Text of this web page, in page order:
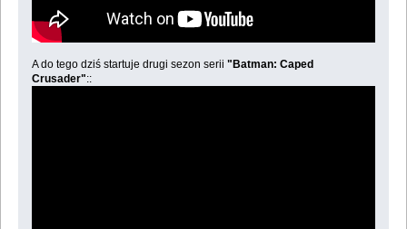
A do tego dziś startuje drugi sezon serii "Batman: Caped
Crusader"::